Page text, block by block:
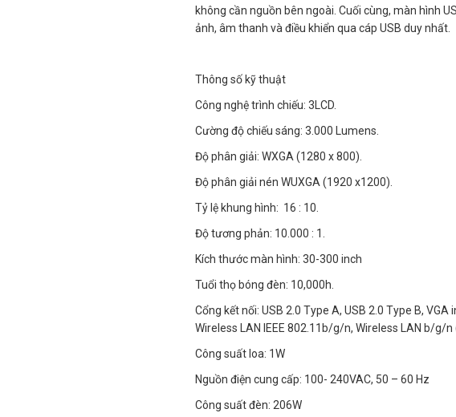
không cần nguồn bên ngoài. Cuối cùng, màn hình
ảnh, âm thanh và điều khiển qua cáp USB duy nhất.
Thông số kỹ thuật
Công nghệ trình chiếu: 3LCD.
Cường độ chiếu sáng: 3.000 Lumens.
Độ phân giải: WXGA (1280 x 800).
Độ phân giải nén WUXGA (1920 x1200).
Tỷ lệ khung hình: 16 : 10.
Độ tương phản: 10.000 : 1.
Kích thước màn hình: 30-300 inch
Tuổi thọ bóng đèn: 10,000h.
Cổng kết nối: USB 2.0 Type A, USB 2.0 Type B,
Wireless LAN IEEE 802.11b/g/n, Wireless LAN b/g/n
Công suất loa: 1W
Nguồn điện cung cấp: 100- 240VAC, 50 – 60 Hz
Công suất đèn: 206W